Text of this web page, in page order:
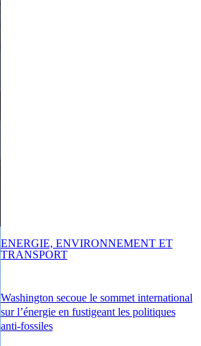
Washington secoue le sommet international
sur l’énergie en fustigeant les politiques
anti-fossiles
ENERGIE, ENVIRONNEMENT ET
TRANSPORT